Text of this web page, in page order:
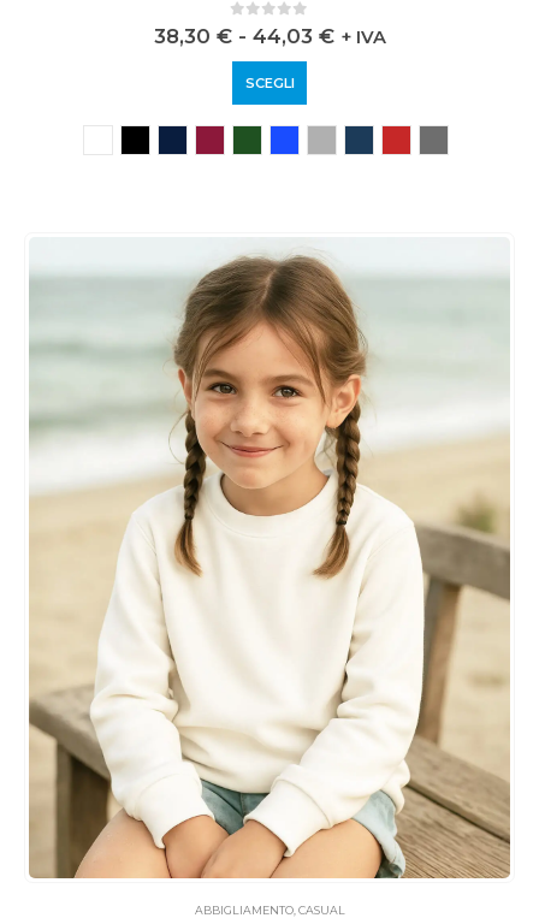
0 out of 5
38,30 € - 44,03 € + IVA
SCEGLI
ABBIGLIAMENTO, CASUAL